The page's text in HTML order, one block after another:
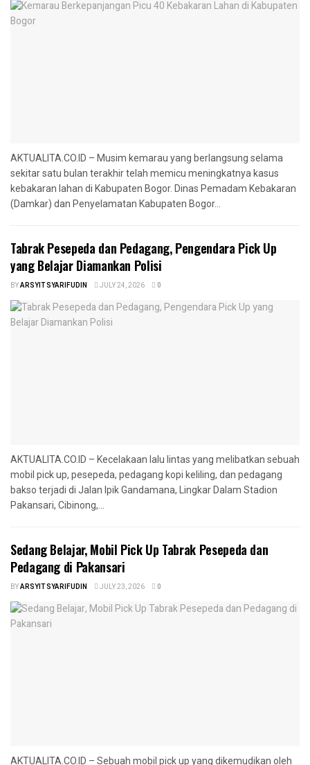
AKTUALITA.CO.ID – Musim kemarau yang berlangsung selama
sekitar satu bulan terakhir telah memicu meningkatnya kasus
kebakaran lahan di Kabupaten Bogor. Dinas Pemadam Kebakaran
(Damkar) dan Penyelamatan Kabupaten Bogor...
Tabrak Pesepeda dan Pedagang, Pengendara Pick Up
yang Belajar Diamankan Polisi
BYARSYIT SYARIFUDIN JULY 24, 2026 0
AKTUALITA.CO.ID – Kecelakaan lalu lintas yang melibatkan sebuah
mobil pick up, pesepeda, pedagang kopi keliling, dan pedagang
bakso terjadi di Jalan Ipik Gandamana, Lingkar Dalam Stadion
Pakansari, Cibinong,...
Sedang Belajar, Mobil Pick Up Tabrak Pesepeda dan
Pedagang di Pakansari
BYARSYIT SYARIFUDIN JULY 23, 2026 0
AKTUALITA.CO.ID – Sebuah mobil pick up yang dikemudikan oleh